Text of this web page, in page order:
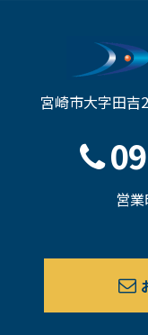
宮崎市大字田吉
営